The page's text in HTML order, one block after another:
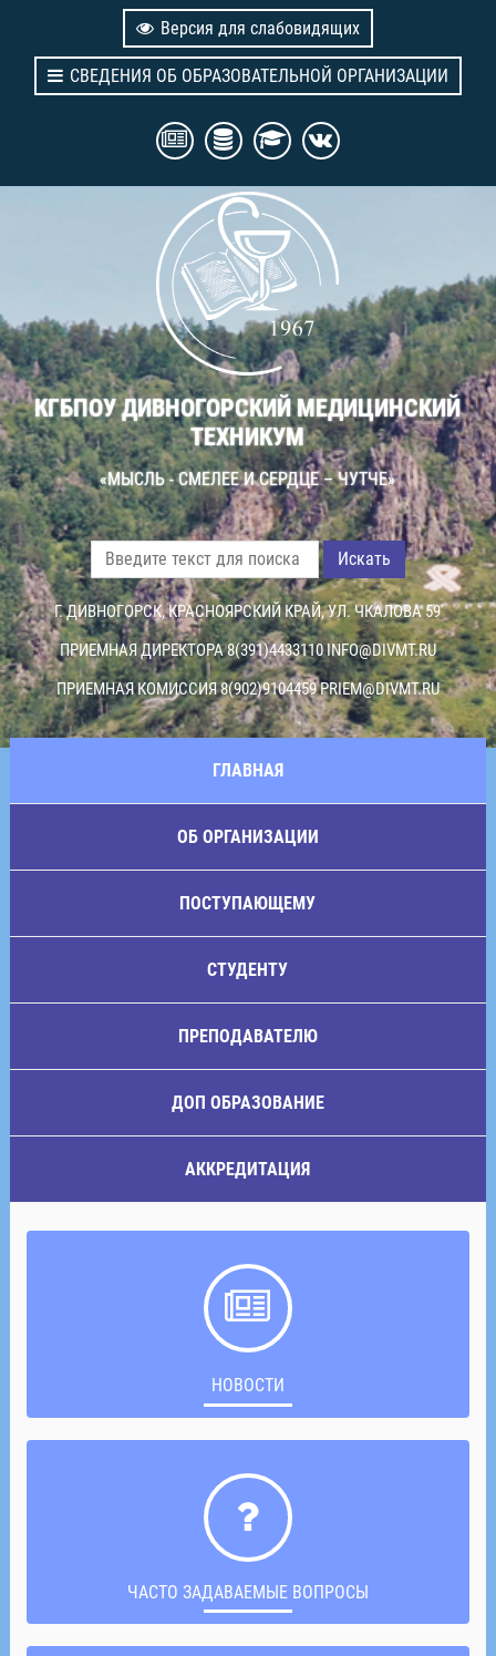
Версия для слабовидящих
СВЕДЕНИЯ ОБ ОБРАЗОВАТЕЛЬНОЙ ОРГАНИЗАЦИИ
КГБПОУ ДИВНОГОРСКИЙ МЕДИЦИНСКИЙ
ТЕХНИКУМ
«МЫСЛЬ - СМЕЛЕЕ И СЕРДЦЕ – ЧУТЧЕ»
Искать
Г. ДИВНОГОРСК, КРАСНОЯРСКИЙ КРАЙ, УЛ. ЧКАЛОВА 59
ПРИЕМНАЯ ДИРЕКТОРА 8(391)4433110INFO@DIVMT.RU
ПРИЕМНАЯ КОМИССИЯ 8(902)9104459PRIEM@DIVMT.RU
ГЛАВНАЯ
ОБ ОРГАНИЗАЦИИ
ПОСТУПАЮЩЕМУ
СТУДЕНТУ
ПРЕПОДАВАТЕЛЮ
ДОП ОБРАЗОВАНИЕ
АККРЕДИТАЦИЯ
НОВОСТИ
ЧАСТО ЗАДАВАЕМЫЕ ВОПРОСЫ